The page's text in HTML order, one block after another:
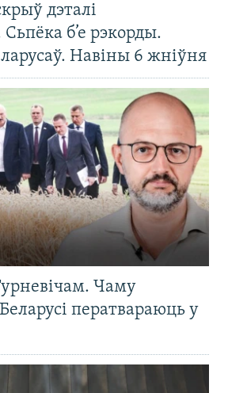
дэталі
б’е рэкорды.
Навіны 6 жніўня
Чаму
ператвараюць у